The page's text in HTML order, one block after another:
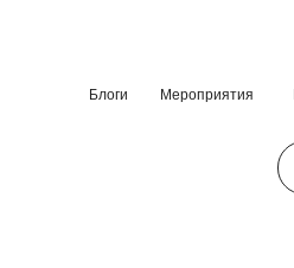
Мероприятия
Блоги